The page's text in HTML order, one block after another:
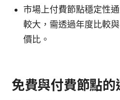
市場上付費節點穩定性
較大，需透過年度比較
價比。
免費與付費節點的